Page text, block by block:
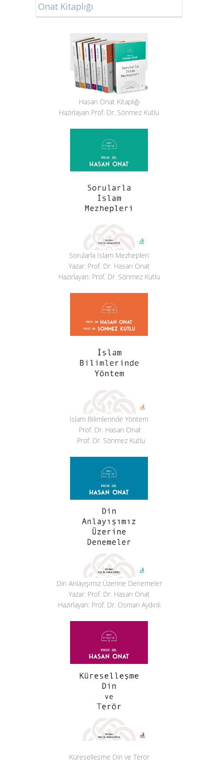
Onat Kitaplığı
Hasan Onat Kitaplığı
Hazırlayan Prof. Dr. Sönmez Kutlu
Sorularla İslam Mezhepleri
Yazar: Prof. Dr. Hasan Onat
Hazırlayan: Prof. Dr. Sönmez Kutlu
İslam Bilimlerinde Yöntem
Prof. Dr. Hasan Onat
Prof. Dr. Sönmez Kutlu
Din Anlayışımız Üzerine Denemeler
Yazar: Prof. Dr. Hasan Onat
Hazırlayan: Prof. Dr. Osman Aydınlı
Küreselleşme Din ve Terör